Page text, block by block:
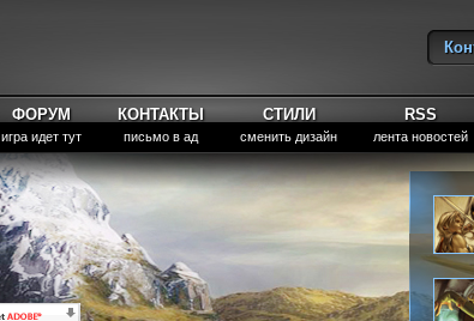
ФОРУМ
игра идет тут
КОНТАКТЫ
письмо в ад
СТИЛИ
сменить дизайн
RSS
лента новостей